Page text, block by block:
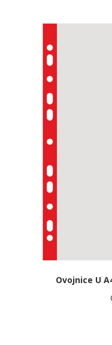
Ovojnice U